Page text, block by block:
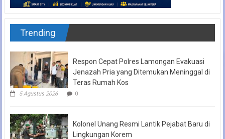
Trending
Respon Cepat Polres Lamongan Evakuasi
Jenazah Pria yang Ditemukan Meninggal di
Teras Rumah Kos
5 Agustus 2026 0
Kolonel Unang Resmi Lantik Pejabat Baru di
Lingkungan Korem